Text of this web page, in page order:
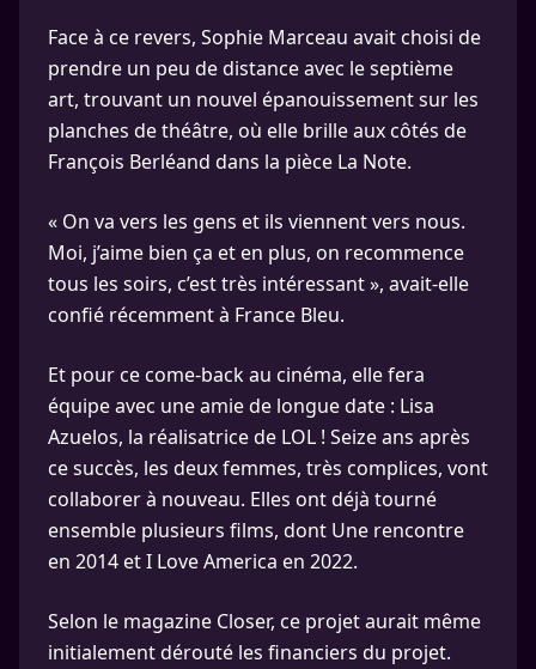
Face à ce revers, Sophie Marceau avait choisi de
prendre un peu de distance avec le septième
art, trouvant un nouvel épanouissement sur les
planches de théâtre, où elle brille aux côtés de
François Berléand dans la pièce La Note.
« On va vers les gens et ils viennent vers nous.
Moi, j’aime bien ça et en plus, on recommence
tous les soirs, c’est très intéressant », avait-elle
confié récemment à France Bleu.
Et pour ce come-back au cinéma, elle fera
équipe avec une amie de longue date : Lisa
Azuelos, la réalisatrice de LOL ! Seize ans après
ce succès, les deux femmes, très complices, vont
collaborer à nouveau. Elles ont déjà tourné
ensemble plusieurs films, dont Une rencontre
en 2014 et I Love America en 2022.
Selon le magazine Closer, ce projet aurait même
initialement dérouté les financiers du projet.